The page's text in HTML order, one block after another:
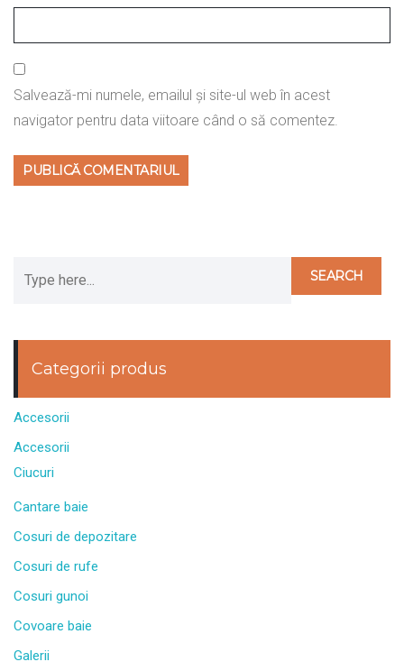
Salvează-mi numele, emailul și site-ul web în acest
navigator pentru data viitoare când o să comentez.
Categorii produs
Accesorii
Accesorii
Ciucuri
Cantare baie
Cosuri de depozitare
Cosuri de rufe
Cosuri gunoi
Covoare baie
Galerii